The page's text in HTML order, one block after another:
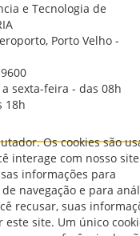
e Tecnologia de
Porto Velho -
sexta-feira - das 08h
18h
Os cookies são
interage com nosso
informações para
navegação e para
recusar, suas
site. Um único